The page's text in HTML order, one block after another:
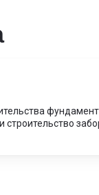
строительство